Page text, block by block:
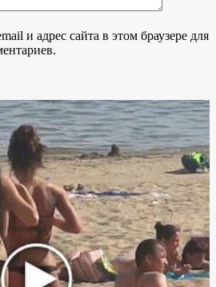
и адрес сайта в этом браузере для